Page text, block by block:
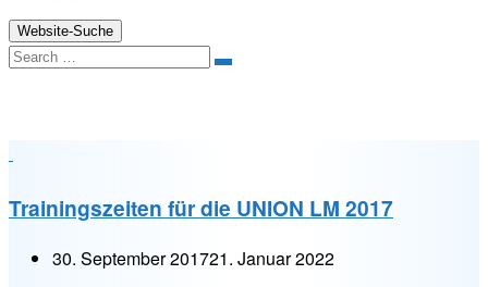
Website-Suche
Search
Trainingszeiten für die UNION LM 2017
30. September 201721. Januar 2022